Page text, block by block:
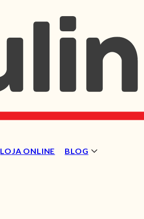
LOJA ONLINE BLOG